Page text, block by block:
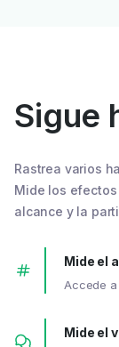
Sigue
Rastrea varios
Mide los
alcance y la
Mide el
Accede a
Mide el